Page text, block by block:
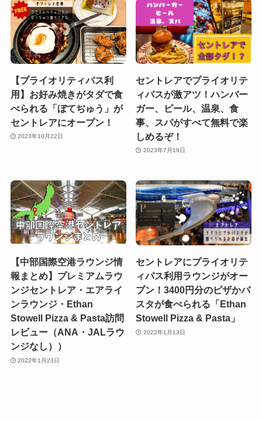
【プライオリティパス利
用】お好み焼きがタダで食
べられる「ぼてぢゅう」が
セントレアにオープン！
2023年10月22日
セントレアでプライオリテ
ィパスが激アツ！ハンバー
ガー、ビール、温泉、食
事、スパがすべて無料で楽
しめるぞ！
2023年7月19日
【中部国際空港ラウンジ情
報まとめ】プレミアムラウ
ンジセントレア・エアライ
ンラウンジ・Ethan
Stowell Pizza & Pasta訪問
レビュー（ANA・JALラウ
ンジなし））
2022年1月23日
セントレアにプライオリテ
ィパス利用ラウンジがオー
プン！3400円分のピザかパ
スタが食べられる「Ethan
Stowell Pizza & Pasta」
2022年1月13日